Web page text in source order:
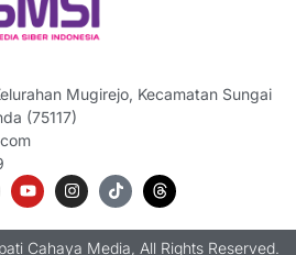
Mugirejo, Kecamatan Sungai
(75117)
Cahaya Media, All Rights Reserved.